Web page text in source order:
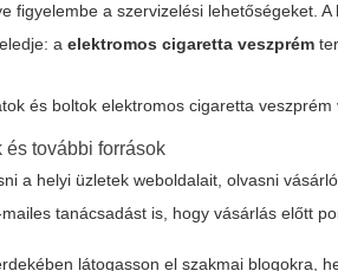
figyelembe a szervizelési lehetőségeket.
aelektromos cigaretta veszprém
és további források
a helyi üzletek weboldalait, olvasni
tanácsadást is, hogy vásárlás előtt
látogasson el szakmai blogokra,